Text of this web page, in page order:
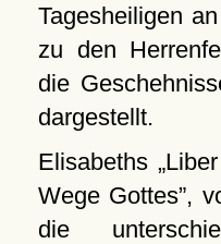
Tagesheiligen
zu den
die
dargestellt.
Elisabeths
Wege Gottes ,
die